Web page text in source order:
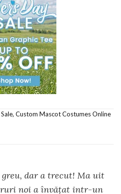
greu, dar a trecut! Ma uit
noi a învățat intr-un